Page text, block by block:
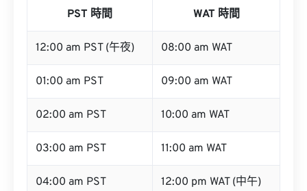
PST 時間 WAT 時間
12:00 am PST (午夜) 08:00 am WAT
01:00 am PST 09:00 am WAT
02:00 am PST 10:00 am WAT
03:00 am PST 11:00 am WAT
04:00 am PST 12:00 pm WAT (中午)